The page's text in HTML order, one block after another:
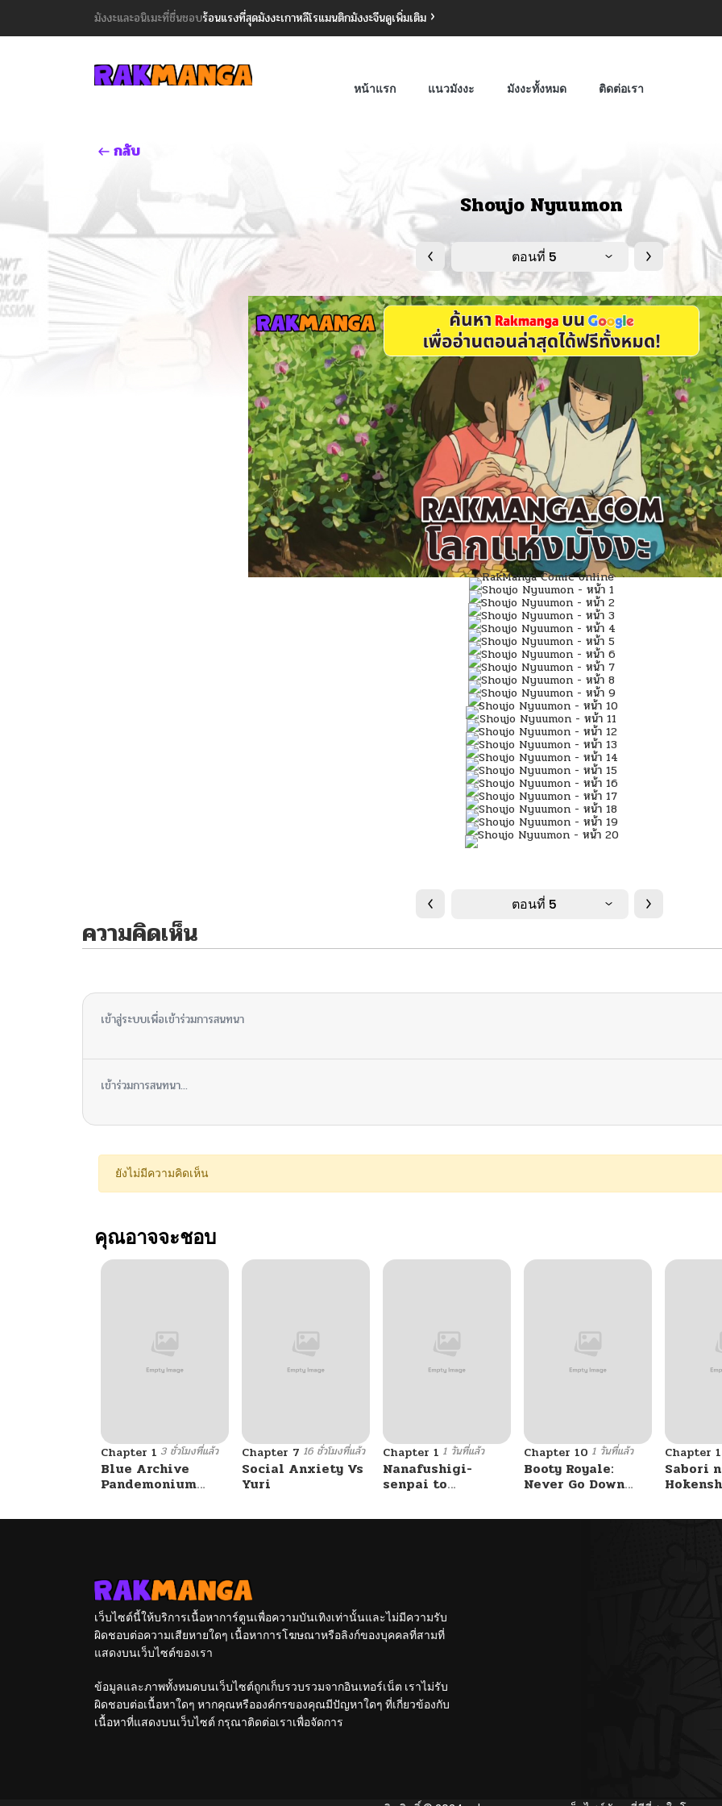
มังงะและอนิเมะที่ชื่นชอบร้อนแรงที่สุดมังงะเกาหลีโรแมนติกมังงะจีนดูเพิ่มเติม
หน้าแรก แนวมังงะ มังงะทั้งหมด ติดต่อเรา
กลับ
Shoujo Nyuumon
ตอนที่ 5
ตอนที่ 5
ความคิดเห็น
เข้าสู่ระบบเพื่อเข้าร่วมการสนทนา
เข้าร่วมการสนทนา...
ยังไม่มีความคิดเห็น
คุณอาจจะชอบ
Chapter 1 3 ชั่วโมงที่แล้ว
Blue Archive
Pandemonium
Hayashiya
Chapter 7 16 ชั่วโมงที่แล้ว
Social Anxiety Vs
Yuri
Chapter 1 1 วันที่แล้ว
Nanafushigi-
senpai to
Chapter 10 1 วันที่แล้ว
Booty Royale:
Never Go Down
Chapter
Sabori
เว็บไซต์นี้ให้บริการเนื้อหาการ์ตูนเพื่อความบันเทิงเท่านั้นและไม่มีความรับ
ผิดชอบต่อความเสียหายใดๆ เนื้อหาการโฆษณาหรือลิงก์ของบุคคลที่สามที่
แสดงบนเว็บไซต์ของเรา
ข้อมูลและภาพทั้งหมดบนเว็บไซต์ถูกเก็บรวบรวมจากอินเทอร์เน็ต เราไม่รับ
ผิดชอบต่อเนื้อหาใดๆ หากคุณหรือองค์กรของคุณมีปัญหาใดๆ ที่เกี่ยวข้องกับ
เนื้อหาที่แสดงบนเว็บไซต์ กรุณาติดต่อเราเพื่อจัดการ